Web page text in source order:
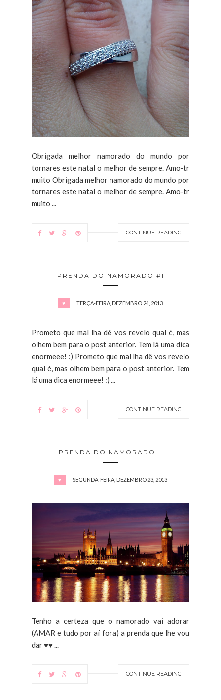
Obrigada melhor namorado do mundo por
tornares este natal o melhor de sempre. Amo-tr
muito Obrigada melhor namorado do mundo por
tornares este natal o melhor de sempre. Amo-tr
muito ...
CONTINUE READING
PRENDA DO NAMORADO #1
♥ TERÇA-FEIRA, DEZEMBRO 24, 2013
Prometo que mal lha dê vos revelo qual é, mas
olhem bem para o post anterior. Tem lá uma dica
enormeee! :) Prometo que mal lha dê vos revelo
qual é, mas olhem bem para o post anterior. Tem
lá uma dica enormeee! :) ...
CONTINUE READING
PRENDA DO NAMORADO...
♥ SEGUNDA-FEIRA, DEZEMBRO 23, 2013
Tenho a certeza que o namorado vai adorar
(AMAR e tudo por aí fora) a prenda que lhe vou
dar ♥♥ ...
CONTINUE READING